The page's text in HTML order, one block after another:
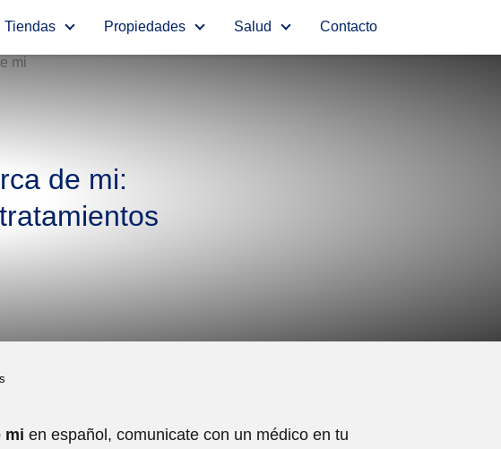
Tiendas Propiedades Salud Contacto
de mi:
mi en español, comunicate con un médico en tu